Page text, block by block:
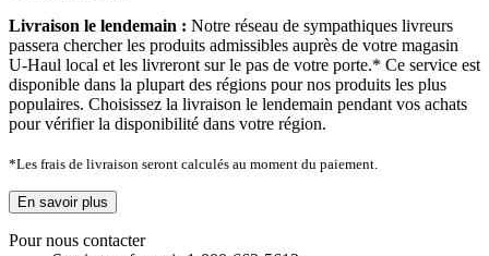
Livraison le lendemain : Notre réseau de sympathiques livreurs
passera chercher les produits admissibles auprès de votre magasin
U-Haul local et les livreront sur le pas de votre porte.* Ce service est
disponible dans la plupart des régions pour nos produits les plus
populaires. Choisissez la livraison le lendemain pendant vos achats
pour vérifier la disponibilité dans votre région.
*Les frais de livraison seront calculés au moment du paiement.
En savoir plus
Pour nous contacter